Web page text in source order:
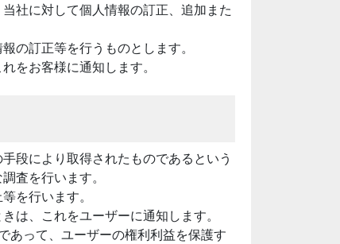
社に対して個人情報の訂正、追加また
の訂正等を行うものとします。
をお客様に通知します。
段により取得されたものであるという
査を行います。
を行います。
は、これをユーザーに通知します。
あって、ユーザーの権利利益を保護す